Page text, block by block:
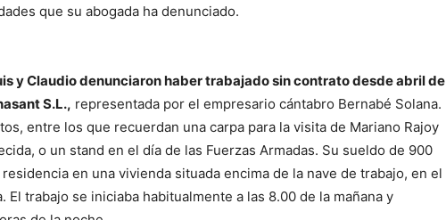
que su abogada ha denunciado.
y Claudio denunciaron haber trabajado sin contrato desde abril de
S.L., representada por el empresario cántabro Bernabé Solana.
entre los que recuerdan una carpa para la visita de Mariano Rajoy
, o un stand en el día de las Fuerzas Armadas. Su sueldo de 900
en una vivienda situada encima de la nave de trabajo, en el
El trabajo se iniciaba habitualmente a las 8.00 de la mañana y